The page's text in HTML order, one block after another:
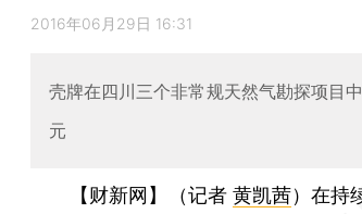
2016年06月29日 16:31
壳牌在四川三个非常规天然气勘探项目
元
【财新网】（记者 黄凯茜）在持